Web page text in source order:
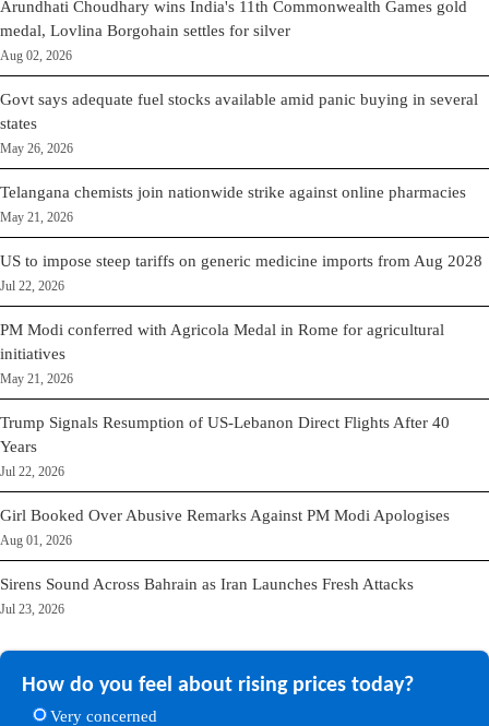
Arundhati Choudhary wins India's 11th Commonwealth Games gold
medal, Lovlina Borgohain settles for silver
Aug 02, 2026
Govt says adequate fuel stocks available amid panic buying in several
states
May 26, 2026
Telangana chemists join nationwide strike against online pharmacies
May 21, 2026
US to impose steep tariffs on generic medicine imports from Aug 2028
Jul 22, 2026
PM Modi conferred with Agricola Medal in Rome for agricultural
initiatives
May 21, 2026
Trump Signals Resumption of US-Lebanon Direct Flights After 40
Years
Jul 22, 2026
Girl Booked Over Abusive Remarks Against PM Modi Apologises
Aug 01, 2026
Sirens Sound Across Bahrain as Iran Launches Fresh Attacks
Jul 23, 2026
How do you feel about rising prices today?
Very concerned